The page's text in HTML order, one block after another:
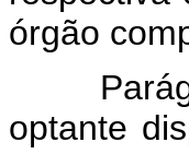
órgão
optante